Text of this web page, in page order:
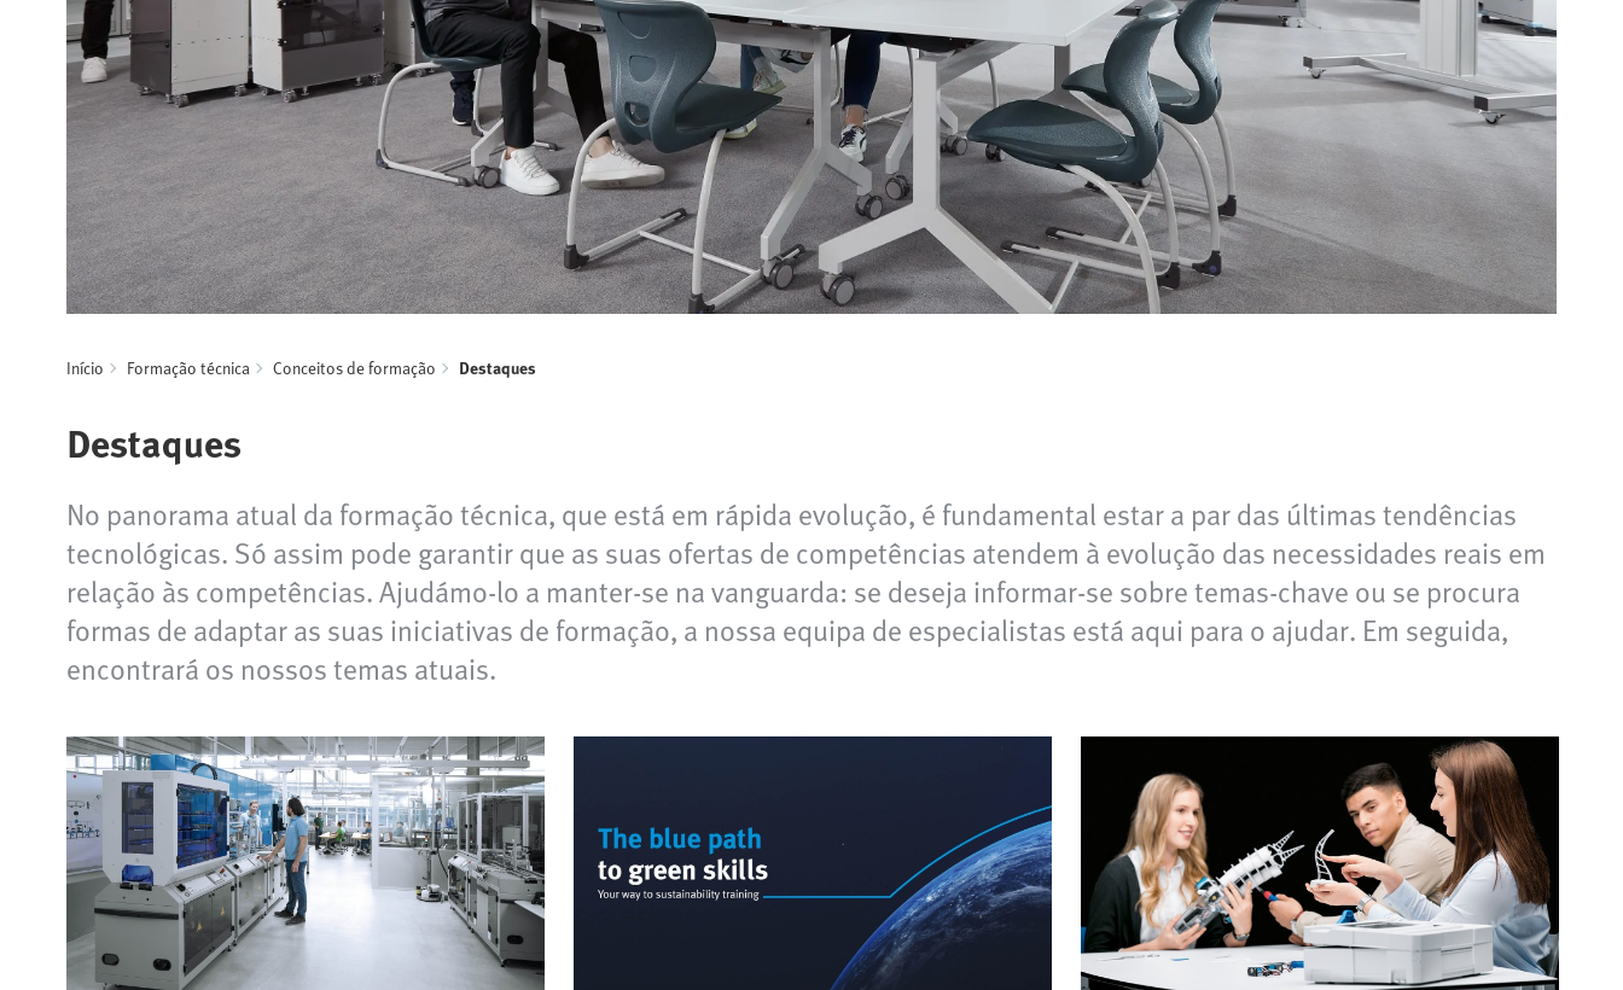
Início Formação técnica Conceitos de formação Destaques
Destaques
No panorama atual da formação técnica, que está em rápida evolução, é fundamental estar a par das últimas tendências
tecnológicas. Só assim pode garantir que as suas ofertas de competências atendem à evolução das necessidades reais em
relação às competências. Ajudámo-lo a manter-se na vanguarda: se deseja informar-se sobre temas-chave ou se procura
formas de adaptar as suas iniciativas de formação, a nossa equipa de especialistas está aqui para o ajudar. Em seguida,
encontrará os nossos temas atuais.